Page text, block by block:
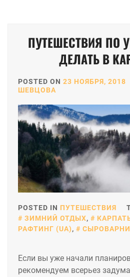
ПУТЕШЕСТВИЯ ПО
ДЕЛАТЬ В
POSTED ON 23 НОЯБРЯ, 2018
ШЕВЦОВА
POSTED IN ПУТЕШЕСТВИЯ
ЗИМНИЙ ОТДЫХ,
РАФТИНГ (UA), СЫРОВАРНИ
Если вы уже начали
рекомендуем всерьез